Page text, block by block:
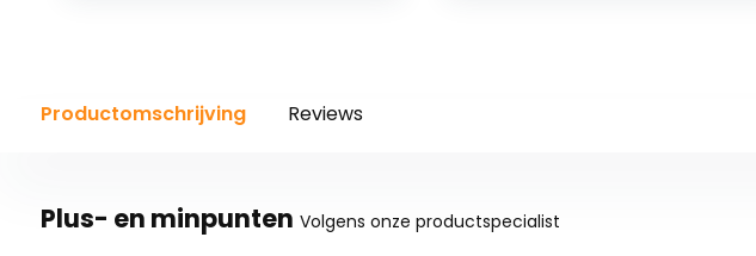
Productomschrijving Reviews
Plus- en minpunten Volgens onze productspecialist